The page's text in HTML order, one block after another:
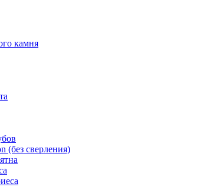
камня
(без сверления)